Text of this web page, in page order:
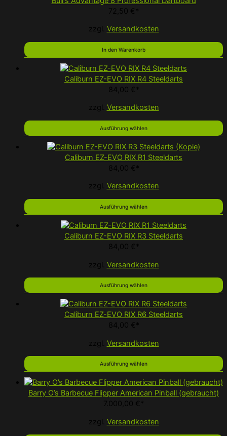
auf.
können
72,50 € *
zzgl. Versandkosten
In den Warenkorb
Caliburn EZ-EVO RIX R4 Steeldarts
84,00 € *
zzgl. Versandkosten
Ausführung wählen
Caliburn EZ-EVO RIX R1 Steeldarts
84,00 € *
zzgl. Versandkosten
Ausführung wählen
Caliburn EZ-EVO RIX R3 Steeldarts
84,00 € *
zzgl. Versandkosten
Ausführung wählen
Caliburn EZ-EVO RIX R6 Steeldarts
84,00 € *
zzgl. Versandkosten
Ausführung wählen
Barry O’s Barbecue Flipper American Pinball (gebraucht)
7.000,00 € *
zzgl. Versandkosten